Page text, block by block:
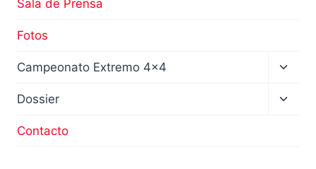
Sala de Prensa
Fotos
Campeonato Extremo 4×4
hijo
Dossier
Contacto